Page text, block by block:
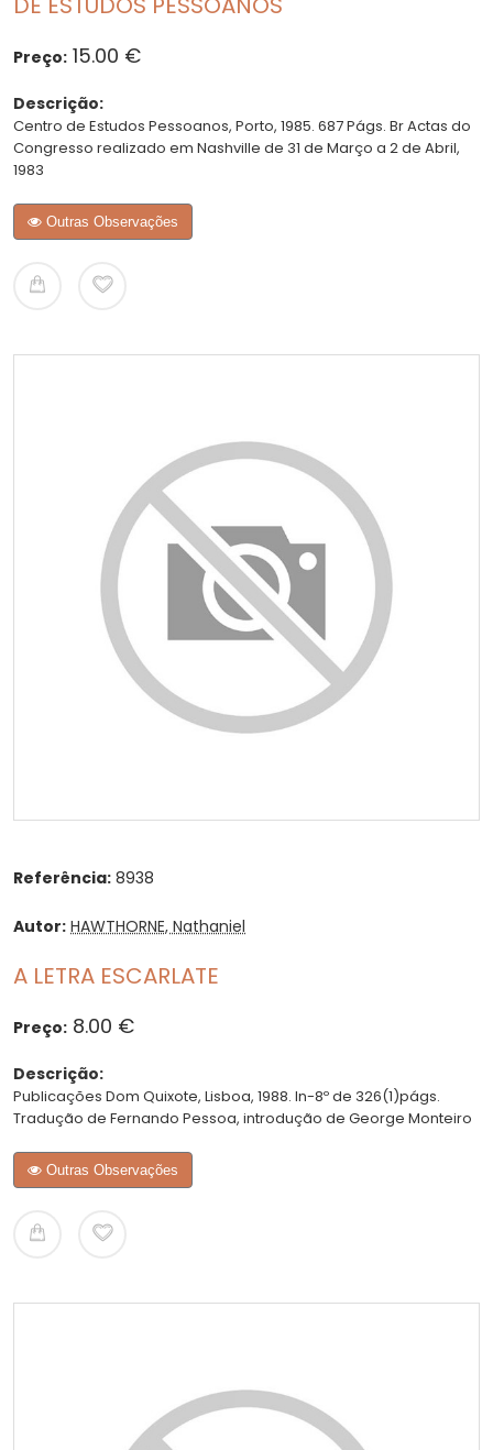
Preço: 15.00 €
Descrição:
Centro de Estudos Pessoanos, Porto, 1985. 687 Págs. Br Actas do
Congresso realizado em Nashville de 31 de Março a 2 de Abril,
1983
Outras Observações
Referência: 8938
Autor: HAWTHORNE, Nathaniel
A LETRA ESCARLATE
Preço: 8.00 €
Descrição:
Publicações Dom Quixote, Lisboa, 1988. In-8º de 326(1)págs.
Tradução de Fernando Pessoa, introdução de George Monteiro
Outras Observações